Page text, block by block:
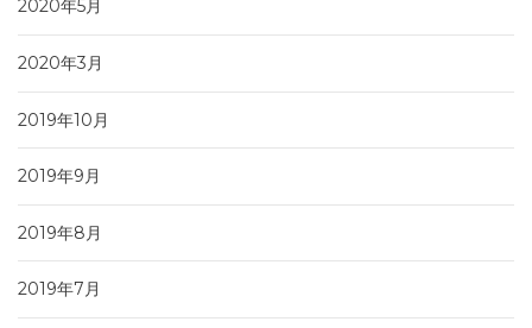
2020年5月
2020年3月
2019年10月
2019年9月
2019年8月
2019年7月